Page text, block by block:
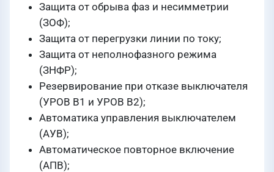
Защита от обрыва фаз и несимметрии
(ЗОФ);
Защита от перегрузки линии по току;
Защита от неполнофазного режима
(ЗНФР);
Резервирование при отказе выключателя
(УРОВ В1 и УРОВ В2);
Автоматика управления выключателем
(АУВ);
Автоматическое повторное включение
(АПВ);